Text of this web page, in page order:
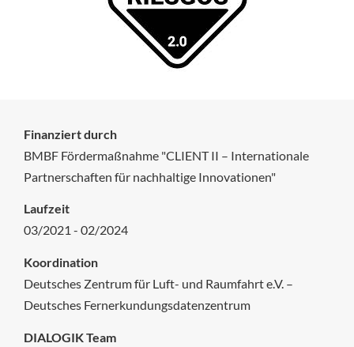
Finanziert durch
BMBF Fördermaßnahme "CLIENT II – Internationale
Partnerschaften für nachhaltige Innovationen"
Laufzeit
03/2021 - 02/2024
Koordination
Deutsches Zentrum für Luft- und Raumfahrt e.V. –
Deutsches Fernerkundungsdatenzentrum
DIALOGIK Team